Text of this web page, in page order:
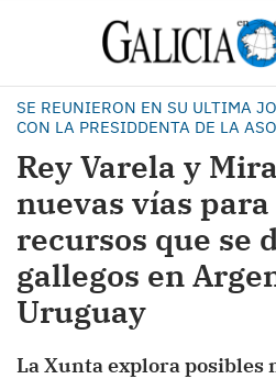
SE REUNIERON EN SU ULTIMA
CON LA PRESIDDENTA DE LA
Rey Varela y
nuevas vías
recursos que se
gallegos en
Uruguay
La Xunta explora posibles